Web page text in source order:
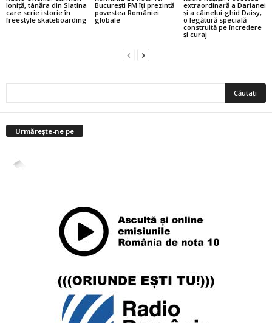
Ioniță, tânăra din Slatina
care scrie istorie în
freestyle skateboarding
București FM îți prezintă
povestea României
globale
extraordinară a Darianei
și a câinelui-ghid Daisy,
o legătură specială
construită pe încredere
și curaj
Urmărește-ne pe
4,400